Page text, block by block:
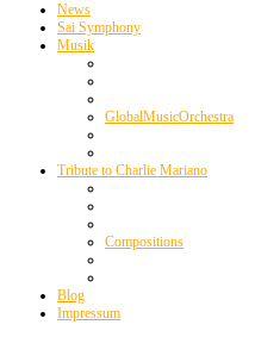
News
Sai Symphony
Musik
GlobalMusicOrchestra
Tribute to Charlie Mariano
Compositions
Blog
Impressum